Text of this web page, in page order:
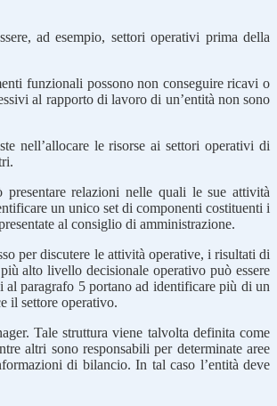
ad esempio, settori operativi prima della
funzionali possono non conseguire ricavi o
al rapporto di lavoro di un’entità non sono
nell’allocare le risorse ai settori operativi di
relazioni nelle quali le sue attività
un unico set di componenti costituenti i
al consiglio di amministrazione.
per discutere le attività operative, i risultati di
alto livello decisionale operativo può essere
al paragrafo 5 portano ad identificare più di un
il settore operativo.
Tale struttura viene talvolta definita come
altri sono responsabili per determinate aree
di bilancio. In tal caso l’entità deve